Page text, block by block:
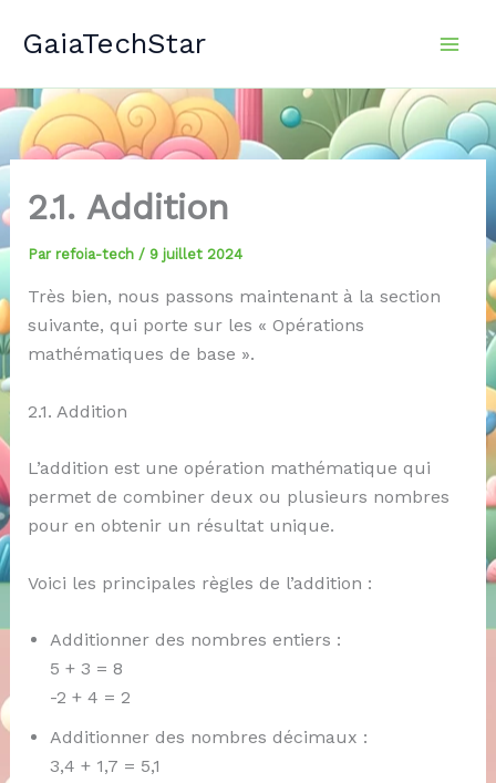
GaiaTechStar
2.1. Addition
Par refoia-tech / 9 juillet 2024
Très bien, nous passons maintenant à la section
suivante, qui porte sur les « Opérations
mathématiques de base ».
2.1. Addition
L’addition est une opération mathématique qui
permet de combiner deux ou plusieurs nombres
pour en obtenir un résultat unique.
Voici les principales règles de l’addition :
Additionner des nombres entiers :
5 + 3 = 8
-2 + 4 = 2
Additionner des nombres décimaux :
3,4 + 1,7 = 5,1